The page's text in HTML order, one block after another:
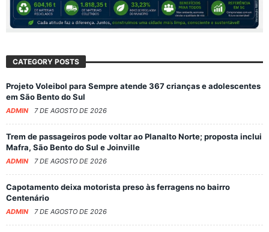
CATEGORY POSTS
Projeto Voleibol para Sempre atende 367 crianças e adolescentes
em São Bento do Sul
ADMIN 7 DE AGOSTO DE 2026
Trem de passageiros pode voltar ao Planalto Norte; proposta inclui
Mafra, São Bento do Sul e Joinville
ADMIN 7 DE AGOSTO DE 2026
Capotamento deixa motorista preso às ferragens no bairro
Centenário
ADMIN 7 DE AGOSTO DE 2026